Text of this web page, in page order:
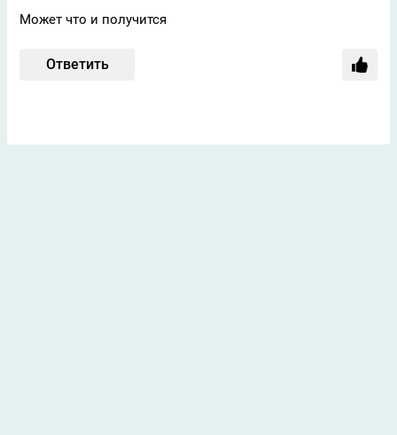
Может что и получится
Ответить